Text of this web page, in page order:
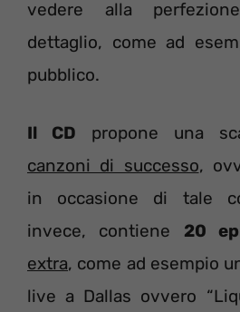
vedere alla
dettaglio, come ad
pubblico.
Il CD propone una
canzoni di successo,
in occasione di tale
invece, contiene 20
extra, come ad esempio
live a Dallas ovvero